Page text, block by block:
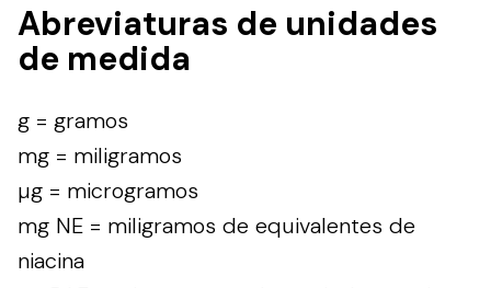
Abreviaturas de unidades
de medida
g = gramos
mg = miligramos
µg = microgramos
mg NE = miligramos de equivalentes de
niacina